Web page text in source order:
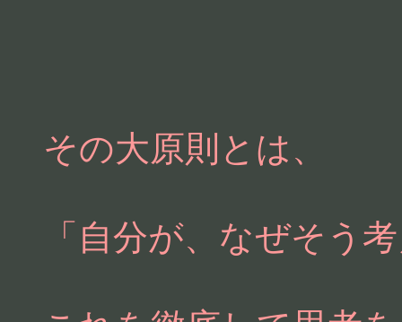
その大原則とは、
「自分が、なぜそう